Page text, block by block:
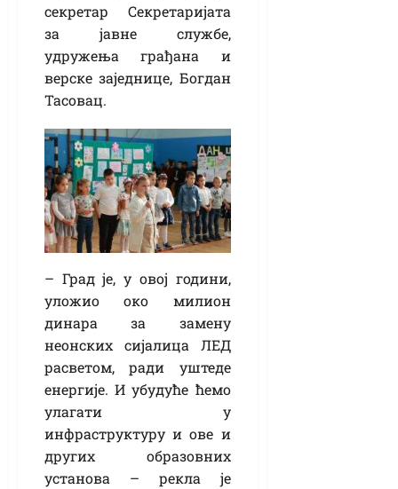
секретар Секретаријата
за јавне службе,
удружења грађана и
верске заједнице, Богдан
Тасовац.
– Град је, у овој години,
уложио око милион
динара за замену
неонских сијалица ЛЕД
расветом, ради уштеде
енергије. И убудуће ћемо
улагати у
инфраструктуру и ове и
других образовних
установа – рекла је